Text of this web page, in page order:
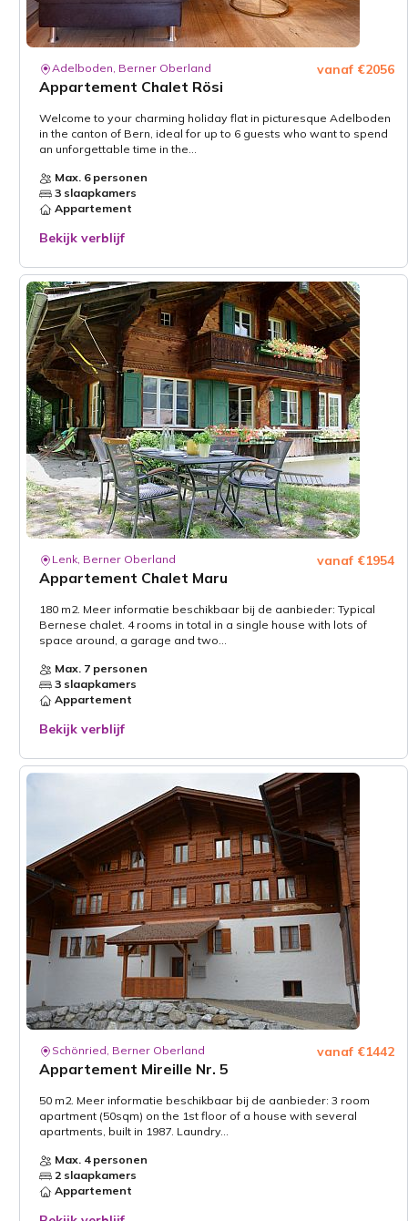
Adelboden, Berner Oberland
Appartement Chalet Rösi
vanaf €2056
Welcome to your charming holiday flat in picturesque Adelboden
in the canton of Bern, ideal for up to 6 guests who want to spend
an unforgettable time in the...
Max. 6 personen
3 slaapkamers
Appartement
Bekijk verblijf
Lenk, Berner Oberland
Appartement Chalet Maru
vanaf €1954
180 m2. Meer informatie beschikbaar bij de aanbieder: Typical
Bernese chalet. 4 rooms in total in a single house with lots of
space around, a garage and two...
Max. 7 personen
3 slaapkamers
Appartement
Bekijk verblijf
Schönried, Berner Oberland
Appartement Mireille Nr. 5
vanaf €1442
50 m2. Meer informatie beschikbaar bij de aanbieder: 3 room
apartment (50sqm) on the 1st floor of a house with several
apartments, built in 1987. Laundry...
Max. 4 personen
2 slaapkamers
Appartement